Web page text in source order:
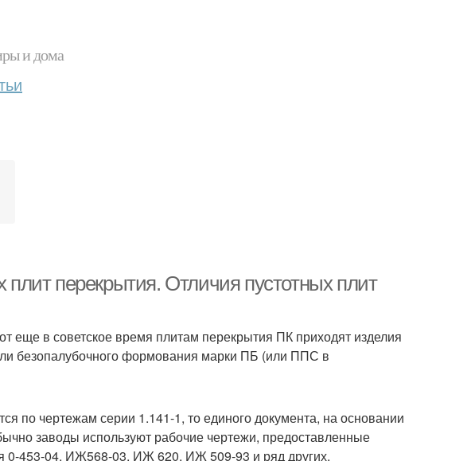
и дома
перекрытия. Отличия пустотных плит
еще в советское время плитам перекрытия ПК приходят изделия
безопалубочного формования марки ПБ (или ППС в
по чертежам серии 1.141-1, то единого документа, на основании
заводы используют рабочие чертежи, предоставленные
0-453-04, ИЖ568-03, ИЖ 620, ИЖ 509-93 и ряд других.